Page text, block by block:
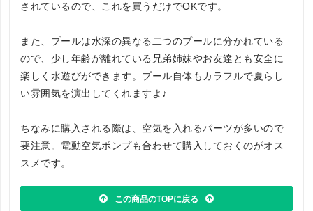
されているので、これを買うだけでOKです。
また、プールは水深の異なる二つのプールに分かれている
ので、少し年齢が離れている兄弟姉妹やお友達とも安全に
楽しく水遊びができます。プール自体もカラフルで夏らし
い雰囲気を演出してくれますよ♪
ちなみに購入される際は、空気を入れるパーツが多いので
要注意。電動空気ポンプも合わせて購入しておくのがオス
スメです。
この商品のTOPに戻る